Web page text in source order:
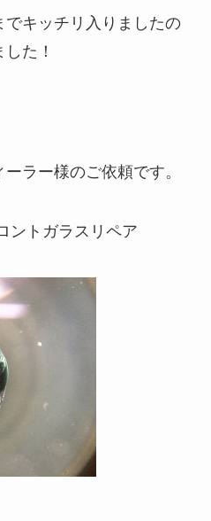
キッチリ入りましたの
た！
ラー様のご依頼です。
ントガラスリペア